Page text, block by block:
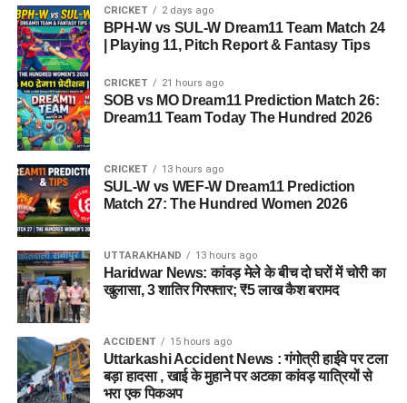
CRICKET 2 days ago
BPH-W vs SUL-W Dream11 Team Match 24
| Playing 11, Pitch Report & Fantasy Tips
CRICKET 21 hours ago
SOB vs MO Dream11 Prediction Match 26:
Dream11 Team Today The Hundred 2026
CRICKET 13 hours ago
SUL-W vs WEF-W Dream11 Prediction
Match 27: The Hundred Women 2026
UTTARAKHAND 13 hours ago
Haridwar News: कांवड़ मेले के बीच दो घरों में चोरी का
खुलासा, 3 शातिर गिरफ्तार; ₹5 लाख कैश बरामद
ACCIDENT 15 hours ago
Uttarkashi Accident News : गंगोत्री हाईवे पर टला
बड़ा हादसा , खाई के मुहाने पर अटका कांवड़ यात्रियों से
भरा एक पिकअप